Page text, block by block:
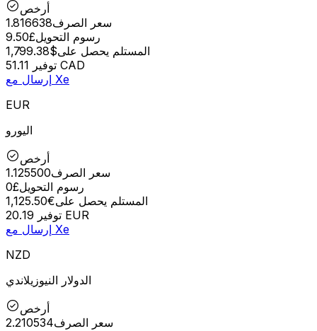
أرخص
سعر الصرف1.816638
رسوم التحويل£9.50
المستلم يحصل على$1,799.38
توفير 51.11 CAD
إرسال مع Xe
EUR
اليورو
أرخص
سعر الصرف1.125500
رسوم التحويل£0
المستلم يحصل على€1,125.50
توفير 20.19 EUR
إرسال مع Xe
NZD
الدولار النيوزيلاندي
أرخص
سعر الصرف2.210534